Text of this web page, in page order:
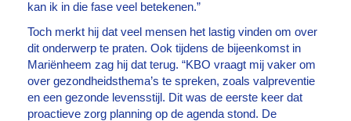
kan ik in die fase veel betekenen.”
Toch merkt hij dat veel mensen het lastig vinden om over
dit onderwerp te praten. Ook tijdens de bijeenkomst in
Mariënheem zag hij dat terug. “KBO vraagt mij vaker om
over gezondheidsthema’s te spreken, zoals valpreventie
en een gezonde levensstijl. Dit was de eerste keer dat
proactieve zorg planning op de agenda stond. De